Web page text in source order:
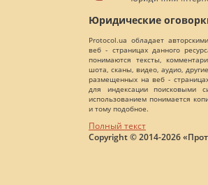
Юридические
Protocol.ua обладает
веб - страницах данного
понимаются тексты,
шота, сканы, видео, аудио,
размещенных на веб -
для индексации поисковыми
использованием понимается
и тому подобное.
Полный текст
Copyright © 2014-2026